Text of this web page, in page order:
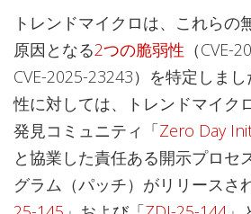
トレンドマイクロは、これらの
原因となる2つの脆弱性 （CVE-
CVE-2025-23243）を特定しま
性に対しては、トレンドマイク
発見コミュニティ「Zero Day
と協業した責任ある開示プロセ
グラム（パッチ）がリリースさ